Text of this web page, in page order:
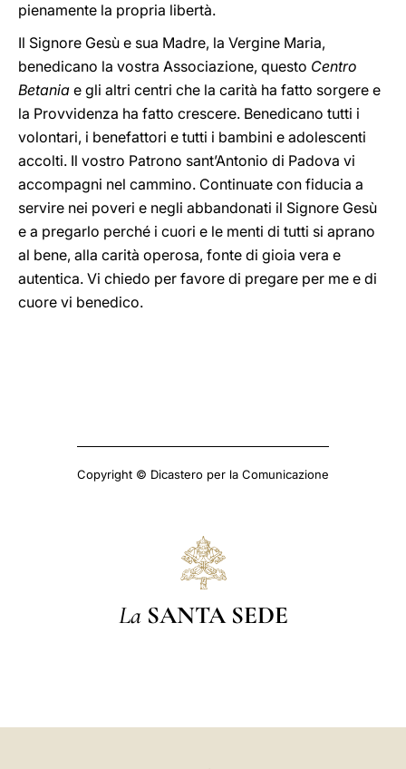
pienamente la propria libertà.
Il Signore Gesù e sua Madre, la Vergine Maria,
benedicano la vostra Associazione, questo Centro
Betania e gli altri centri che la carità ha fatto sorgere e
la Provvidenza ha fatto crescere. Benedicano tutti i
volontari, i benefattori e tutti i bambini e adolescenti
accolti. Il vostro Patrono sant’Antonio di Padova vi
accompagni nel cammino. Continuate con fiducia a
servire nei poveri e negli abbandonati il Signore Gesù
e a pregarlo perché i cuori e le menti di tutti si aprano
al bene, alla carità operosa, fonte di gioia vera e
autentica. Vi chiedo per favore di pregare per me e di
cuore vi benedico.
Copyright © Dicastero per la Comunicazione
La SANTA SEDE